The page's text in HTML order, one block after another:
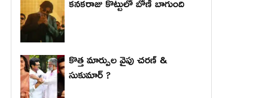
కనకరాజు కొట్టులో బోణీ బాగుంది
కొత్త మార్పుల వైపు చరణ్ &
సుకుమార్ ?